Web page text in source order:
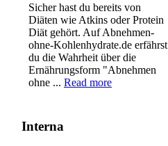
Sicher hast du bereits von
Diäten wie Atkins oder Protein
Diät gehört. Auf Abnehmen-
ohne-Kohlenhydrate.de erfährst
du die Wahrheit über die
Ernährungsform "Abnehmen
ohne ... Read more
Interna